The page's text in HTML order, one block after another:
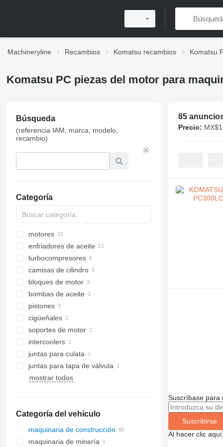
Machineryline Recambios Komatsu recambios Komatsu
Komatsu PC piezas del motor para
Búsqueda
(referencia IAM, marca, modelo,
recambio)
Categoría
motores
enfriadores de aceite
turbocompresores
camisas de cilindro
bloques de motor
bombas de aceite
pistones
cigüeñales
soportes de motor
intercoolers
juntas para culata
juntas para tapa de válvula
mostrar todos
Categoría del vehículo
maquinaria de construcción
excavadoras
maquinaria de minería
85
Precio:
Suscríbase para
Suscribirse
Al hacer clic